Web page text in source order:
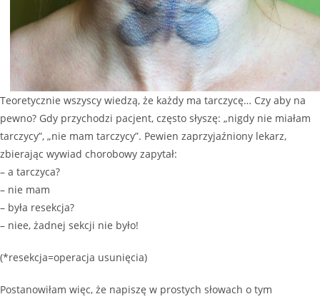
Teoretycznie wszyscy wiedzą, że każdy ma tarczycę… Czy aby na
pewno? Gdy przychodzi pacjent, często słyszę: „nigdy nie miałam
tarczycy”, „nie mam tarczycy”. Pewien zaprzyjaźniony lekarz,
zbierając wywiad chorobowy zapytał:
– a tarczyca?
– nie mam
– była resekcja?
– niee, żadnej sekcji nie było!
(*resekcja=operacja usunięcia)
Postanowiłam więc, że napiszę w prostych słowach o tym